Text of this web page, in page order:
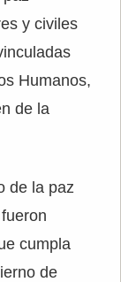
y civiles
Humanos,
de la
de la paz
cumpla
de